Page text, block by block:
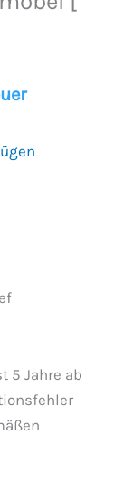
5 Jahre ab